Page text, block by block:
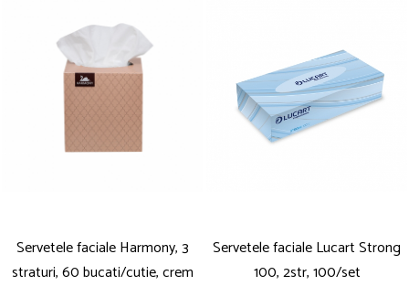
Servetele faciale Harmony, 3
straturi, 60 bucati/cutie, crem
Servetele faciale Lucart Strong
100, 2str, 100/set